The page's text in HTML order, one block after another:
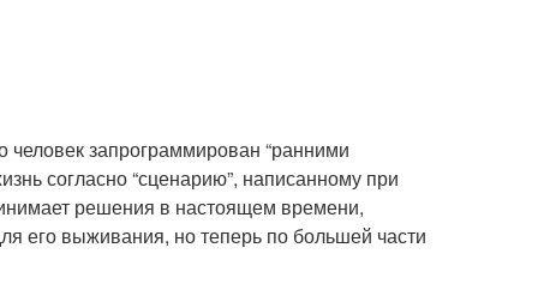
запрограммирован “ранними
согласно “сценарию”, написанному при
решения в настоящем времени,
его выживания, но теперь по большей части